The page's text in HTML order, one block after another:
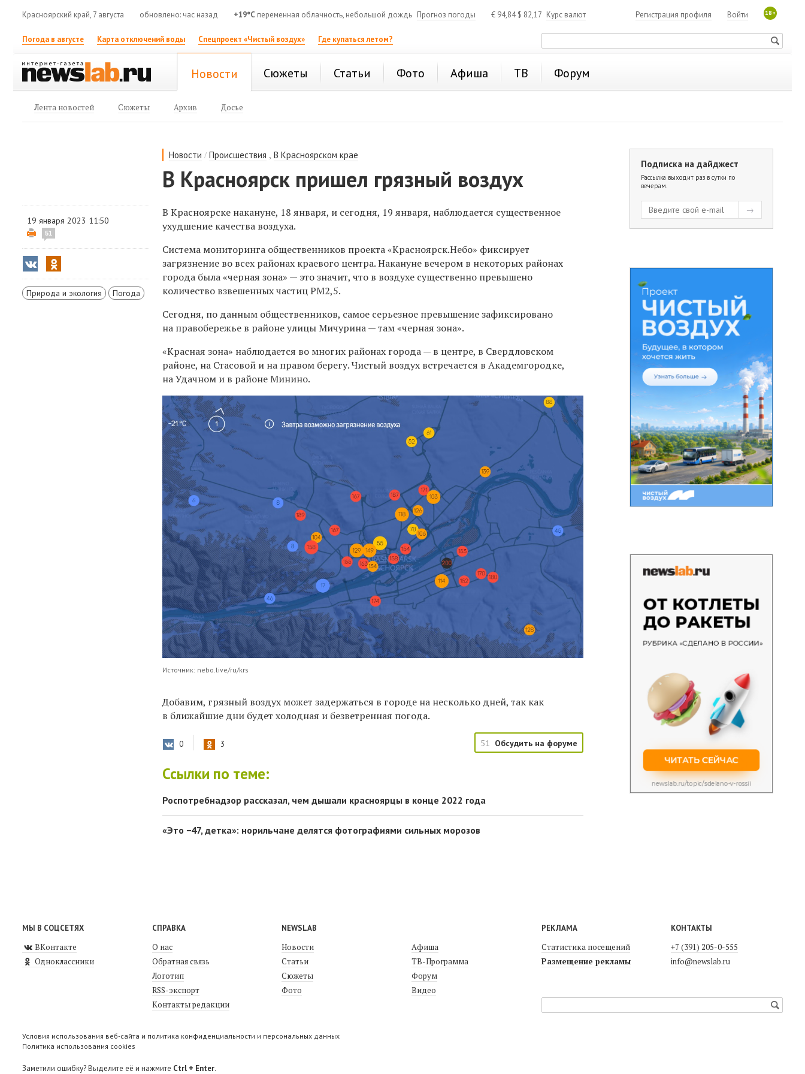
Красноярский край, 7 августа обновлено: час назад +19°C переменная облачность, небольшой дождь Прогноз погоды € 94,84$ 82,17 Курс валют 18+
Войти
Регистрация профиля
Погода в августе Карта отключений воды Спецпроект «Чистый воздух» Где купаться летом?
Новости Сюжеты Статьи Фото Афиша ТВ Форум
Лента новостей Сюжеты Архив Досье
Новости /Происшествия ,В Красноярском крае
В Красноярск пришел грязный воздух
19 января 2023 11:50
51
Природа и экология Погода
В Красноярске накануне, 18 января, и сегодня, 19 января, наблюдается существенное
ухудшение качества воздуха.
Система мониторинга общественников проекта «Красноярск.Небо» фиксирует
загрязнение во всех районах краевого центра. Накануне вечером в некоторых районах
города была «черная зона» — это значит, что в воздухе существенно превышено
количество взвешенных частиц РМ2,5.
Сегодня, по данным общественников, самое серьезное превышениезафиксировано
на правобережье в районе улицы Мичурина — там «черная зона».
«Красная зона» наблюдается во многих районах города — в центре, в Свердловском
районе, на Стасовой и на правом берегу. Чистый воздух встречается в Академгородке,
на Удачном и в районе Минино.
Источник: nebo.live/ru/krs
Добавим, грязный воздух может задержаться в городе на несколько дней, так как
в ближайшие дни будет холодная и безветренная погода.
0 3 51 Обсудить на форуме
Ссылки по теме:
Роспотребнадзор рассказал, чем дышали красноярцы в конце 2022 года
«Это −47, детка»: норильчане делятся фотографиями сильных морозов
Подписка на дайджест
Рассылка выходит раз в сутки по
вечерам.
МЫ В СОЦСЕТЯХ
ВКонтакте
Одноклассники
СПРАВКА
О нас
Обратная связь
Логотип
RSS-экспорт
Контакты редакции
NEWSLAB
Новости
Статьи
Сюжеты
Фото
Афиша
ТВ-Программа
Форум
Видео
РЕКЛАМА
Статистика посещений
Размещение рекламы
КОНТАКТЫ
+7 (391) 205-0-555
info@newslab.ru
Условия использования веб-сайта и политика конфиденциальности и персональных данных
Политика использования cookies
Заметили ошибку? Выделите её и нажмите Ctrl + Enter.